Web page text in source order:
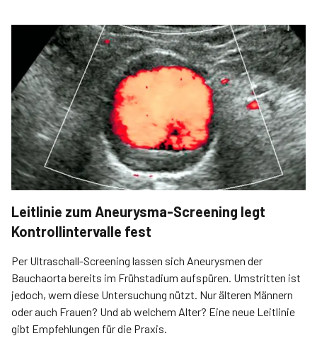
Leitlinie zum Aneurysma-Screening legt
Kontrollintervalle fest
Per Ultraschall-Screening lassen sich Aneurysmen der
Bauchaorta bereits im Frühstadium aufspüren. Umstritten ist
jedoch, wem diese Untersuchung nützt. Nur älteren Männern
oder auch Frauen? Und ab welchem Alter? Eine neue Leitlinie
gibt Empfehlungen für die Praxis.